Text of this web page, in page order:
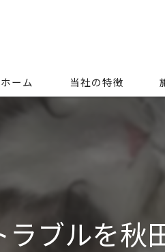
ホーム 当社の特徴
ゴミ屋敷
特殊清掃
ブルを秋